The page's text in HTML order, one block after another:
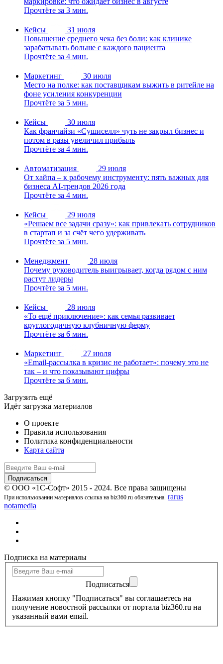
Прочтёте за 3 мин.
Кейсы
31 июля
Повышение среднего чека без боли: как клинике
зарабатывать больше с каждого пациента
Прочтёте за 4 мин.
Маркетинг
30 июля
Место на полке: как поставщикам выжить в ритейле на
фоне усиления конкуренции
Прочтёте за 5 мин.
Кейсы
30 июля
Как франчайзи «Сушиселл» чуть не закрыл бизнес и
потом в разы увеличил прибыль
Прочтёте за 4 мин.
Автоматизация
29 июля
От хайпа – к рабочему инструменту: пять важных для
бизнеса AI-трендов 2026 года
Прочтёте за 4 мин.
Кейсы
29 июля
«Решаем все задачи сразу»: как привлекать сотрудников
в стартап и за счёт чего удерживать
Прочтёте за 5 мин.
Менеджмент
28 июля
Почему руководитель выигрывает, когда рядом с ним
растут лидеры
Прочтёте за 5 мин.
Кейсы
28 июля
«То ещё приключение»: как семья развивает
круглогодичную клубничную ферму
Прочтёте за 6 мин.
Маркетинг
27 июля
«Email-рассылка в кризис не работает»: почему это не
так – и что показывают цифры
Прочтёте за 6 мин.
Загрузить ещё
Идёт загрузка материалов
О проекте
Правила использования
Политика конфиденциальности
Карта сайта
© ООО «1С-Софт» 2015 - 2024. Все права защищены
При использовании материалов ссылка на biz360.ru обязательна. rarus
notamedia
Подписка на материалы
Подписаться
Нажимая кнопку "Подписаться" вы соглашаетесь на
получение новостной рассылки от портала biz360.ru на
указанный вами email.